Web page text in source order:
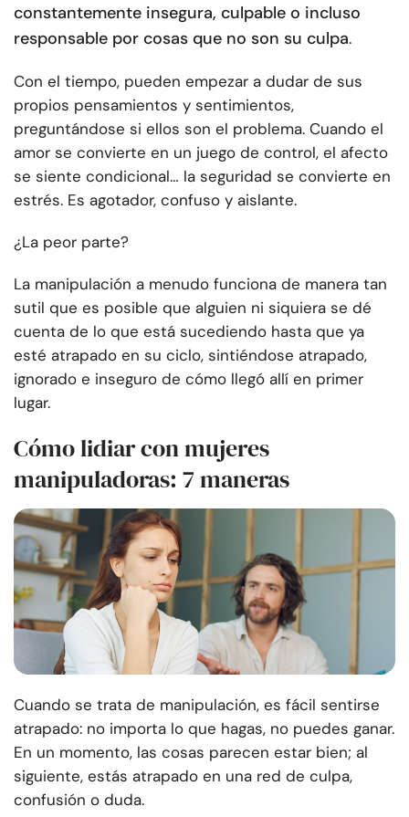
constantemente insegura, culpable o incluso
responsable por cosas que no son su culpa.
Con el tiempo, pueden empezar a dudar de sus
propios pensamientos y sentimientos,
preguntándose si ellos son el problema. Cuando el
amor se convierte en un juego de control, el afecto
se siente condicional… la seguridad se convierte en
estrés. Es agotador, confuso y aislante.
¿La peor parte?
La manipulación a menudo funciona de manera tan
sutil que es posible que alguien ni siquiera se dé
cuenta de lo que está sucediendo hasta que ya
esté atrapado en su ciclo, sintiéndose atrapado,
ignorado e inseguro de cómo llegó allí en primer
lugar.
Cómo lidiar con mujeres
manipuladoras: 7 maneras
Cuando se trata de manipulación, es fácil sentirse
atrapado: no importa lo que hagas, no puedes ganar.
En un momento, las cosas parecen estar bien; al
siguiente, estás atrapado en una red de culpa,
confusión o duda.